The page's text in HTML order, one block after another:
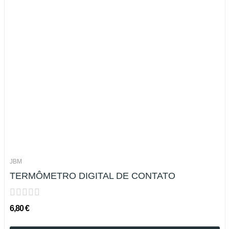
JBM
TERMÔMETRO DIGITAL DE CONTATO
6,80 €